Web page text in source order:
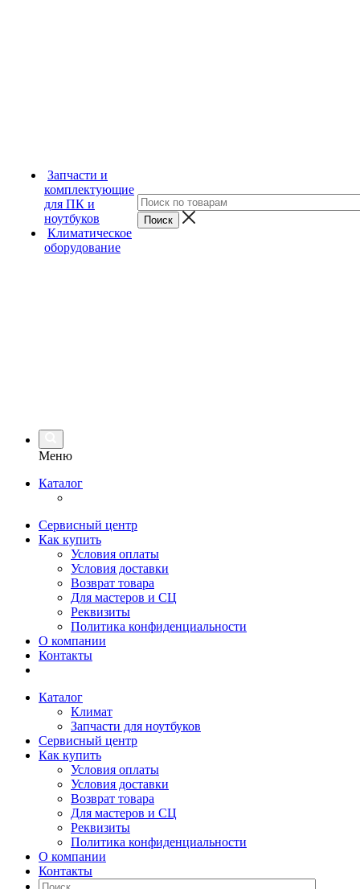
Запчасти и
комплектующие
для ПК и
ноутбуков
Климатическое
оборудование
Меню
Каталог
Сервисный центр
Как купить
Условия оплаты
Условия доставки
Возврат товара
Для мастеров и СЦ
Реквизиты
Политика конфиденциальности
О компании
Контакты
Каталог
Климат
Запчасти для ноутбуков
Сервисный центр
Как купить
Условия оплаты
Условия доставки
Возврат товара
Для мастеров и СЦ
Реквизиты
Политика конфиденциальности
О компании
Контакты